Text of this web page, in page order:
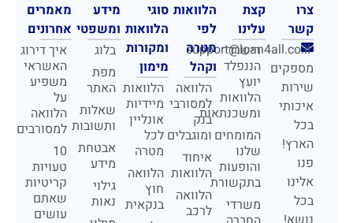
צרו
קשר
support@loan4all.co.il
מספקים
שירות
איכותי
בכל
הארץ!
פנו
אלינו
בכל
קצת
עלינו
רישרד
הננפלד
יועץ
הלוואות
ומשכנתאות
המומחים
שלנו
והופעות
בתקשורת
משרדי
הלוואות
לפי
מטרה
וקהל
הלוואה
למסורבי
בנק
ומוגבלים
איחוד
הלוואות
הלוואה
לרכב
סוגי
הלוואות
ומקורות
מימון
הלוואות
מיידיות
אונליין
לכל
מטרה
הלוואה
חוץ
בנקאית
מידע
ומשפטי
בלוג
מפת
האתר
שאלות
ותשובות
אבטחת
מידע
גילוי
נאות
מאמרים
אחרונים
איך דירוג
האשראי
משפיע
על
הלוואה
למסורבים
10
טעויות
קריטיות
שאתם
עושים